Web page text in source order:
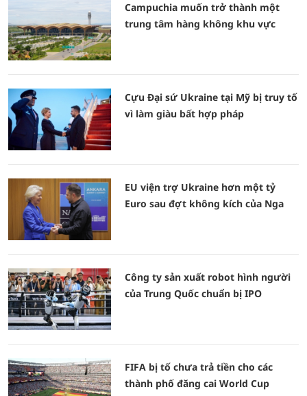
Campuchia muốn trở thành một
trung tâm hàng không khu vực
Cựu Đại sứ Ukraine tại Mỹ bị truy tố
vì làm giàu bất hợp pháp
EU viện trợ Ukraine hơn một tỷ
Euro sau đợt không kích của Nga
Công ty sản xuất robot hình người
của Trung Quốc chuẩn bị IPO
FIFA bị tố chưa trả tiền cho các
thành phố đăng cai World Cup